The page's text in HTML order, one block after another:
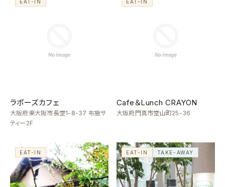
EAT-IN
ラポーズカフェ
大阪府東大阪市長堂1-8-37 布施サ
ティー2F
EAT-IN
Cafe＆Lunch CRAYON
大阪府門真市堂山町25-36
EAT-IN EAT-IN TAKE-AWAY